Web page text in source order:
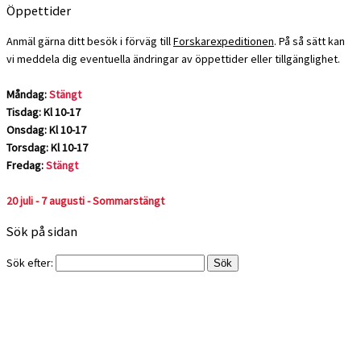
Öppettider
Anmäl gärna ditt besök i förväg tillForskarexpeditionen. På så sätt kan
vi meddela dig eventuella ändringar av öppettider eller tillgänglighet.
Måndag:Stängt
Tisdag: Kl 10-17
Onsdag: Kl 10-17
Torsdag: Kl 10-17
Fredag:Stängt
20 juli - 7 augusti - Sommarstängt
Sök på sidan
Sök efter: